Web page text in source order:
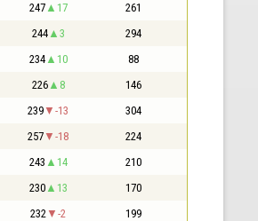
247
17
261
244
3
294
234
10
88
226
8
146
239
-13
304
257
-18
224
243
14
210
230
13
170
232
-2 199